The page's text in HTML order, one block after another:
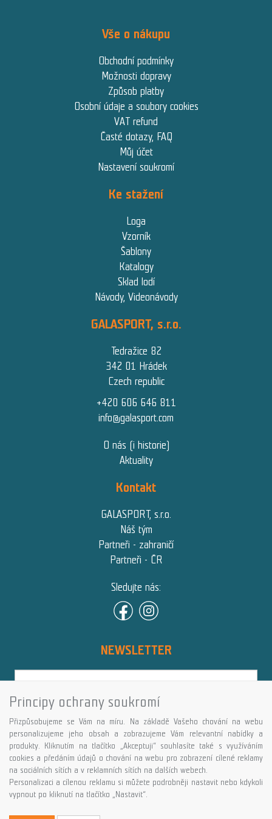
Vše o nákupu
Obchodní podmínky
Možnosti dopravy
Způsob platby
Osobní údaje a soubory cookies
VAT refund
Časté dotazy, FAQ
Můj účet
Nastavení soukromí
Ke stažení
Loga
Vzorník
Šablony
Katalogy
Sklad lodí
Návody, Videonávody
GALASPORT, s.r.o.
Tedražice 82
342 01 Hrádek
Czech republic
+420 606 646 811
info@galasport.com
O nás (i historie)
Aktuality
Kontakt
GALASPORT, s.r.o.
Náš tým
Partneři - zahraničí
Partneři - ČR
Sledujte nás:
NEWSLETTER
Přihlásit
Více informací o této službě
Copyright © GALASPORT, s.r.o. 2026,
powered by ABRA E-shop
Principy ochrany soukromí
Přizpůsobujeme se Vám na míru. Na základě Vašeho chování na webu
personalizujeme jeho obsah a zobrazujeme Vám relevantní nabídky a
produkty. Kliknutím na tlačítko „Akceptuji“ souhlasíte také s využíváním
cookies a předáním údajů o chování na webu pro zobrazení cílené reklamy
na sociálních sítích a v reklamních sítích na dalších webech.
Personalizaci a cílenou reklamu si můžete podrobněji nastavit nebo kdykoli
vypnout po kliknutí na tlačítko „Nastavit“.